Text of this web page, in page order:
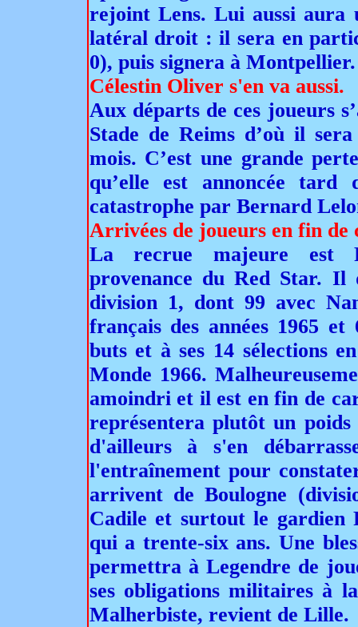
rejoint Lens. Lui aussi aura
latéral droit : il sera en
0), puis signera à Montpellier.
Célestin Oliver s'en va aussi.
Aux départs de ces joueurs
Stade de Reims d’où il
mois. C’est une grande
qu’elle est annoncée
catastrophe par Bernard
Arrivées de joueurs en fin de
La recrue majeure est
provenance du Red Star. Il
division 1, dont 99 avec
français des années 1965
buts et à ses 14 sélections
Monde 1966.
amoindri et il est en fin de
représentera plutôt un
d'ailleurs à s'en
l'entraînement pour
arrivent de Boulogne
Cadile et surtout le gardien
qui a trente-six ans. Une
permettra à Legendre de
ses obligations militaires à
Malherbiste, revient de Lille.